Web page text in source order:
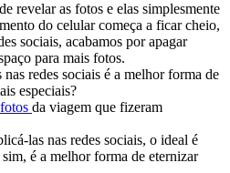
revelar as fotos e elas simplesmente
do celular começa a ficar cheio,
sociais, acabamos por apagar
para mais fotos.
redes sociais é a melhor forma de
especiais?
da viagem que fizeram
las nas redes sociais, o ideal é
é a melhor forma de eternizar